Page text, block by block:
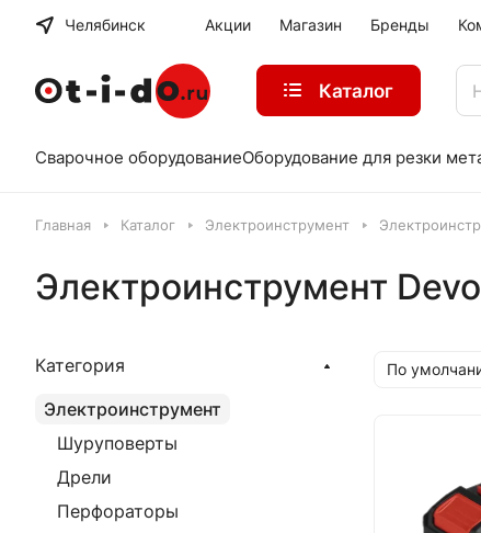
Челябинск Акции Магазин Бренды
Каталог
Сварочное оборудованиеОборудование для резки
Главная Каталог Электроинструмент
Электроинструмент
По
Категория
Электроинструмент
Шуруповерты
Дрели
Перфораторы